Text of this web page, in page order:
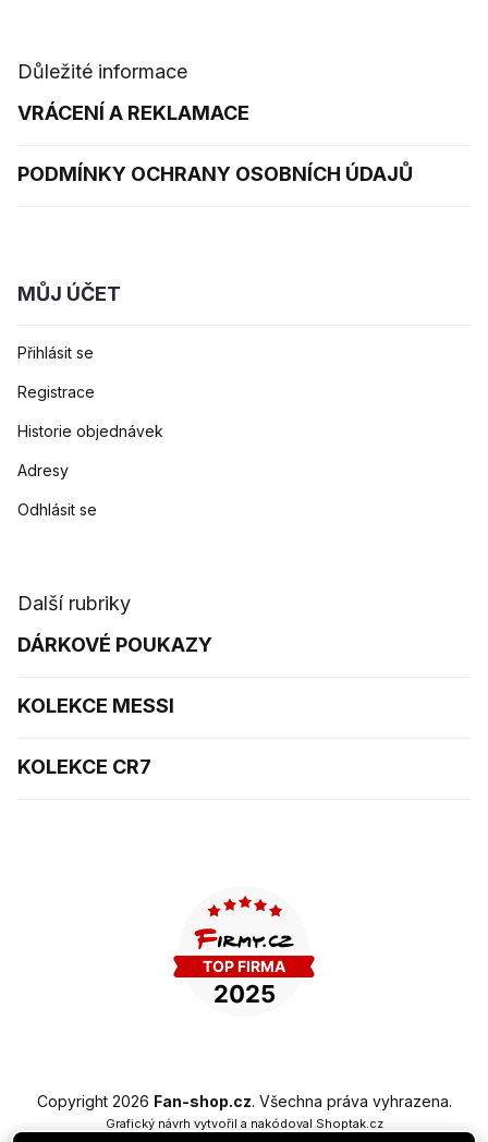
Důležité informace
VRÁCENÍ A REKLAMACE
PODMÍNKY OCHRANY OSOBNÍCH ÚDAJŮ
MŮJ ÚČET
Přihlásit se
Registrace
Historie objednávek
Adresy
Odhlásit se
Další rubriky
DÁRKOVÉ POUKAZY
KOLEKCE MESSI
KOLEKCE CR7
Copyright 2026 Fan-shop.cz. Všechna práva vyhrazena.
Grafický návrh vytvořil a nakódoval Shoptak.cz